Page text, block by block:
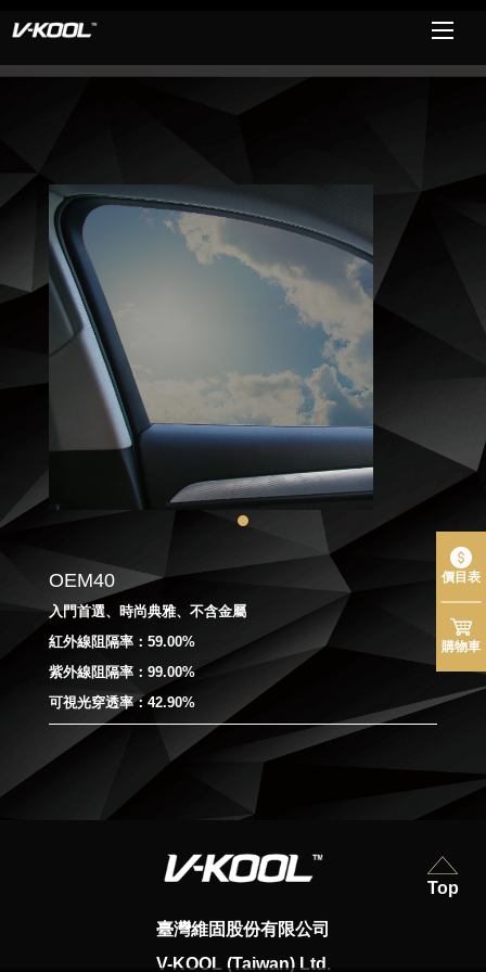
OEM40
入門首選、時尚典雅、不含金屬
紅外線阻隔率：59.00%
紫外線阻隔率：99.00%
可視光穿透率：42.90%
臺灣維固股份有限公司
V-KOOL (Taiwan) Ltd.
Top
價目表
購物車